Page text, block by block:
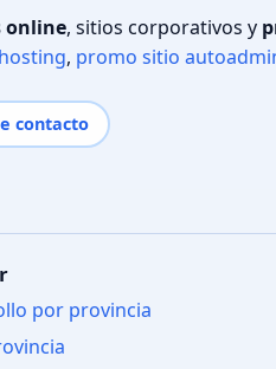
online, sitios corporativos y
, promo sitio
contacto
por provincia